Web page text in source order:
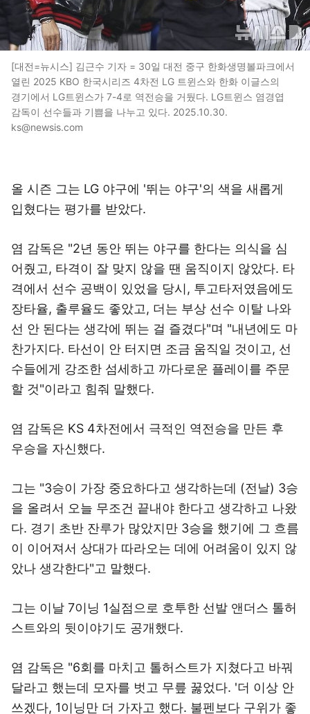
[대전=뉴시스] 김근수 기자 = 30일 대전 중구 한화생명볼파크에서
열린 2025 KBO 한국시리즈 4차전 LG 트윈스와 한화 이글스의
경기에서 LG트윈스가 7-4로 역전승을 거뒀다. LG트윈스 염경엽
감독이 선수들과 기쁨을 나누고 있다. 2025.10.30.
ks@newsis.com
올 시즌 그는 LG 야구에 '뛰는 야구'의 색을 새롭게
입혔다는 평가를 받았다.
염 감독은 "2년 동안 뛰는 야구를 한다는 의식을 심
어줬고, 타격이 잘 맞지 않을 땐 움직이지 않았다. 타
격에서 선수 공백이 있었을 당시, 투고타저였음에도
장타율, 출루율도 좋았고, 더는 부상 선수 이탈 나와
선 안 된다는 생각에 뛰는 걸 즐겼다"며 "내년에도 마
찬가지다. 타선이 안 터지면 조금 움직일 것이고, 선
수들에게 강조한 섬세하고 까다로운 플레이를 주문
할 것"이라고 힘줘 말했다.
염 감독은 KS 4차전에서 극적인 역전승을 만든 후
우승을 자신했다.
그는 "3승이 가장 중요하다고 생각하는데 (전날) 3승
을 올려서 오늘 무조건 끝내야 한다고 생각하고 나왔
다. 경기 초반 잔루가 많았지만 3승을 했기에 그 흐름
이 이어져서 상대가 따라오는 데에 어려움이 있지 않
았나 생각한다"고 말했다.
그는 이날 7이닝 1실점으로 호투한 선발 앤더스 톨허
스트와의 뒷이야기도 공개했다.
염 감독은 "6회를 마치고 톨허스트가 지쳤다고 바꿔
달라고 했는데 모자를 벗고 무릎 꿇었다. '더 이상 안
쓰겠다, 1이닝만 더 가자고 했다. 불펜보다 구위가 좋